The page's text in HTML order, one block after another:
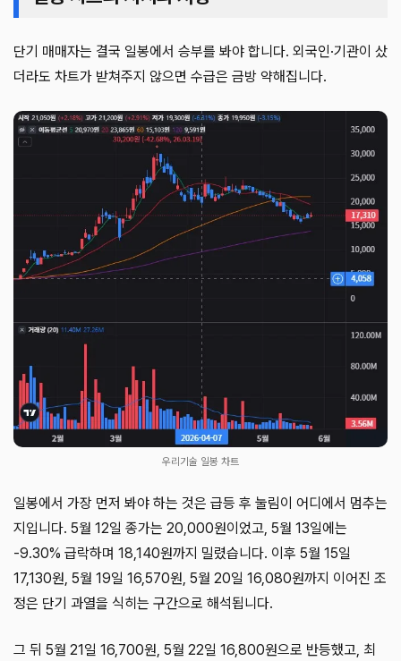
단기 매매자는 결국 일봉에서 승부를 봐야 합니다. 외국인·기관이 샀
더라도 차트가 받쳐주지 않으면 수급은 금방 약해집니다.
우리기술 일봉 차트
일봉에서 가장 먼저 봐야 하는 것은 급등 후 눌림이 어디에서 멈추는
지입니다. 5월 12일 종가는 20,000원이었고, 5월 13일에는
-9.30% 급락하며 18,140원까지 밀렸습니다. 이후 5월 15일
17,130원, 5월 19일 16,570원, 5월 20일 16,080원까지 이어진 조
정은 단기 과열을 식히는 구간으로 해석됩니다.
그 뒤 5월 21일 16,700원, 5월 22일 16,800원으로 반등했고, 최